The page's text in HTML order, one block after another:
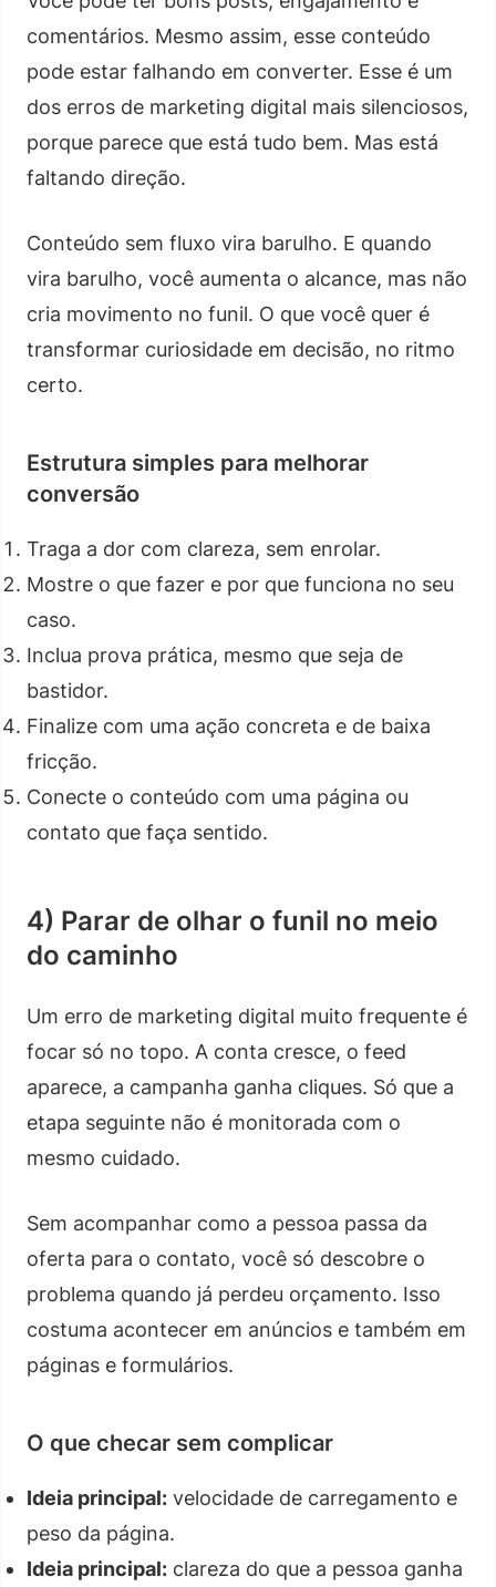
comentários. Mesmo assim, esse conteúdo
pode estar falhando em converter. Esse é um
dos erros de marketing digital mais silenciosos,
porque parece que está tudo bem. Mas está
faltando direção.
Conteúdo sem fluxo vira barulho. E quando
vira barulho, você aumenta o alcance, mas não
cria movimento no funil. O que você quer é
transformar curiosidade em decisão, no ritmo
certo.
Estrutura simples para melhorar
conversão
Traga a dor com clareza, sem enrolar.
Mostre o que fazer e por que funciona no seu
caso.
Inclua prova prática, mesmo que seja de
bastidor.
Finalize com uma ação concreta e de baixa
fricção.
Conecte o conteúdo com uma página ou
contato que faça sentido.
4) Parar de olhar o funil no meio
do caminho
Um erro de marketing digital muito frequente é
focar só no topo. A conta cresce, o feed
aparece, a campanha ganha cliques. Só que a
etapa seguinte não é monitorada com o
mesmo cuidado.
Sem acompanhar como a pessoa passa da
oferta para o contato, você só descobre o
problema quando já perdeu orçamento. Isso
costuma acontecer em anúncios e também em
páginas e formulários.
O que checar sem complicar
Ideia principal: velocidade de carregamento e
peso da página.
Ideia principal: clareza do que a pessoa ganha